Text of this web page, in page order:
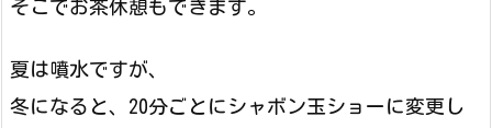
そこでお茶休憩もできます。
夏は噴水ですが、
冬になると、20分ごとにシャボン玉ショーに変更し